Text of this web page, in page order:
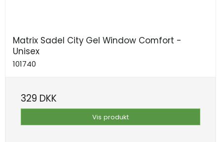
Matrix Sadel City Gel Window Comfort -
Unisex
101740
329 DKK
Vis produkt